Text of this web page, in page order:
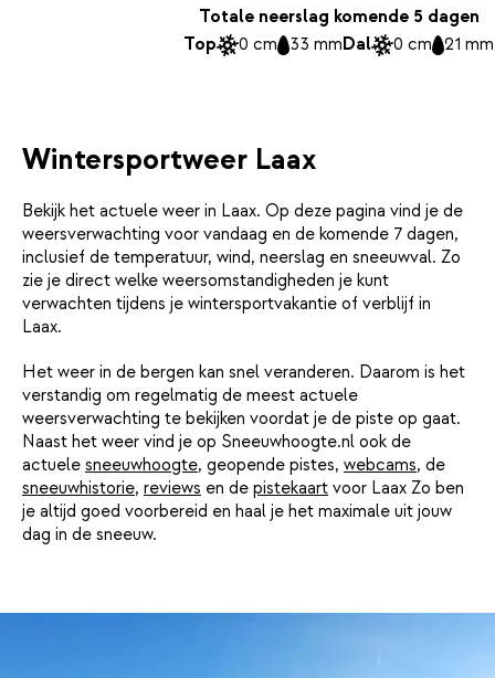
Totale neerslag komende 5 dagen
Top
0 cm 33 mmDal 0 cm 21 mm
Wintersportweer Laax
Bekijk het actuele weer in Laax. Op deze pagina vind je de
weersverwachting voor vandaag en de komende 7 dagen,
inclusief de temperatuur, wind, neerslag en sneeuwval. Zo
zie je direct welke weersomstandigheden je kunt
verwachten tijdens je wintersportvakantie of verblijf in
Laax.
Het weer in de bergen kan snel veranderen. Daarom is het
verstandig om regelmatig de meest actuele
weersverwachting te bekijken voordat je de piste op gaat.
Naast het weer vind je op Sneeuwhoogte.nl ook de
actuele sneeuwhoogte, geopende pistes, webcams, de
sneeuwhistorie, reviews en de pistekaart voor Laax Zo ben
je altijd goed voorbereid en haal je het maximale uit jouw
dag in de sneeuw.